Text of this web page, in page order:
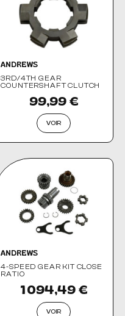
ANDREWS
3RD/4TH GEAR
COUNTERSHAFT CLUTCH
99,99 €
VOIR
ANDREWS
4-SPEED GEAR KIT CLOSE
RATIO
1 094,49 €
VOIR